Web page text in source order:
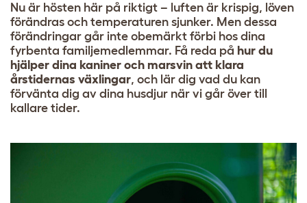
Nu är hösten här på riktigt – luften är krispig, löven
förändras och temperaturen sjunker. Men dessa
förändringar går inte obemärkt förbi hos dina
fyrbenta familjemedlemmar. Få reda på hur du
hjälper dina kaniner och marsvin att klara
årstidernas växlingar, och lär dig vad du kan
förvänta dig av dina husdjur när vi går över till
kallare tider.